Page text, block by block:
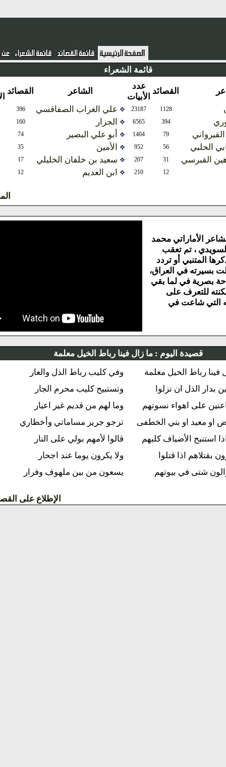
قائمة الشعراء
عدد
الأبيات
عدد
الأبيات
23187 علي الغراب الصفاقسي 396
2860
6565 الجزار 1354
79
1404 أبو علي البصير 328
56
952 الأمين 117
31
207 سعيد بن خلفان الخليلي 17
134
210 ابن العديم 85
المزيد ...
محمد
، تم تعقب
أو تردد
في العراق،
في لما بقي
على
شاعت في
اليوم : ما زال فينا رباط الخيل معلمة
الخيل معلمة
وفي كليب رباط الذل والعار
الذل ان نزلوا
وتستبيح كليب محرم الجار
اهواء نسوتهم
وما لهم من قديم غير اعيار
او بني الخطفى
ترجو جرير مساماتي وأخطاري
الأضياف كلبهم
قالوا لأمهم بولي على النار
اذا قتلوا
ولا يكرون يوما عند اجحار
في بيوتهم
يسعون من بين ملهوف وفرار
الإطلاع على القصيدة »»